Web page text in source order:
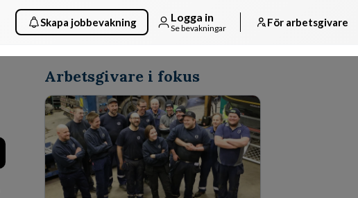
Skapa jobbevakning Logga in
Se bevakningar För arbetsgivare
Arbetsgivare i fokus